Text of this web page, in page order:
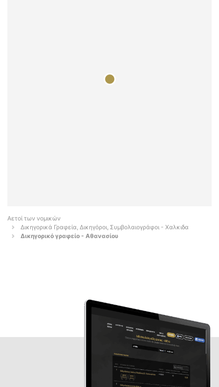
Αετοί των νομικών
Δικηγορικά Γραφεία, Δικηγόροι, Συμβολαιογράφοι - Χαλκιδα
Δικηγορικό γραφείο - Αθανασίου